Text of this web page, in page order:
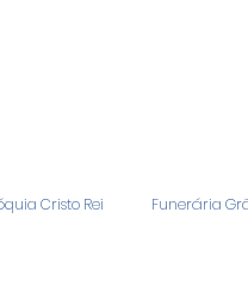
Cristo Rei Funerária